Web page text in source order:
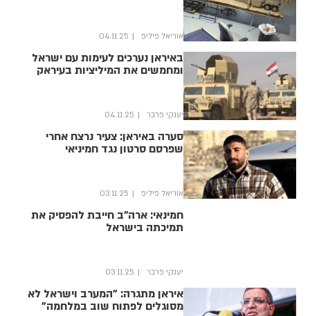
אוריאל פיליפ 04.11.25
באיראן נערכים לעימות עם ישראל
ומחמשים את המיליציות בעיראק
יענקי פרבר 04.11.25
סערה באיראן: צעיר נרצח אחרי
שפרסם סרטון נגד חמיניאי
אוריאל פיליפ 03.11.25
חמינאי: ארה"ב חייבת להפסיק את
תמיכתה בישראל
יענקי פרבר 03.11.25
איראן מתגרה: "המערב וישראל לא
מסוגלים לפתוח שוב במלחמה"